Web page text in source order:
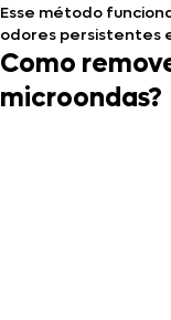
Esse método
odores persistentes
Como
microondas?